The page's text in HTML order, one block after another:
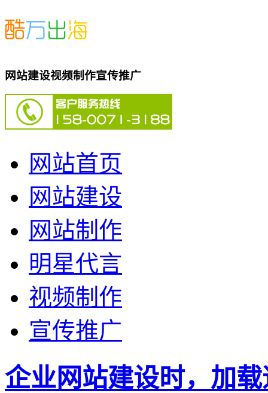
网站建设视频制作宣传推广
网站首页
网站建设
网站制作
明星代言
视频制作
宣传推广
企业网站建设时，加